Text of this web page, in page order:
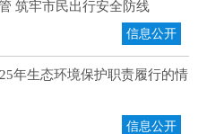
筑牢市民出行安全防线
信息公开
年生态环境保护职责履行的情
信息公开